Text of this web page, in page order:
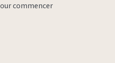
commencer